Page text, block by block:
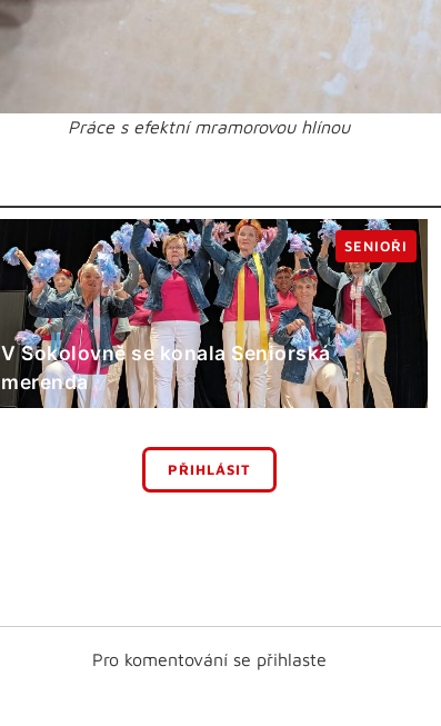
Práce s efektní mramorovou hlínou
V Sokolovně se konala Seniorská
merenda
SENIOŘI
PŘIHLÁSIT
Pro komentování se přihlaste